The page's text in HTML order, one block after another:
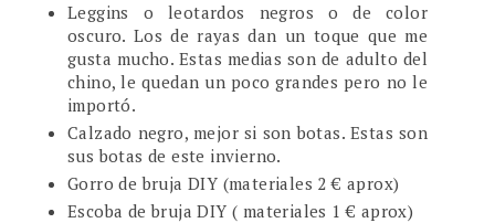
Leggins o leotardos negros o de color
oscuro. Los de rayas dan un toque que me
gusta mucho. Estas medias son de adulto del
chino, le quedan un poco grandes pero no le
importó.
Calzado negro, mejor si son botas. Estas son
sus botas de este invierno.
Gorro de bruja DIY (materiales 2 € aprox)
Escoba de bruja DIY ( materiales 1 € aprox)